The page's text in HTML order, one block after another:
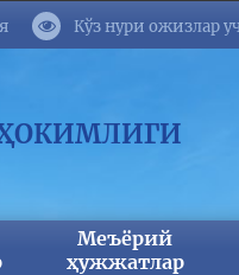
Кўз нури ожизлар
Меъёрий
ҳужжатлар